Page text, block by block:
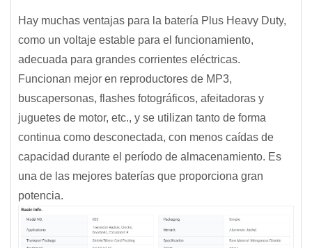
Hay muchas ventajas para la batería Plus Heavy Duty,
como un voltaje estable para el funcionamiento,
adecuada para grandes corrientes eléctricas.
Funcionan mejor en reproductores de MP3,
buscapersonas, flashes fotográficos, afeitadoras y
juguetes de motor, etc., y se utilizan tanto de forma
continua como desconectada, con menos caídas de
capacidad durante el período de almacenamiento. Es
una de las mejores baterías que proporciona gran
potencia.